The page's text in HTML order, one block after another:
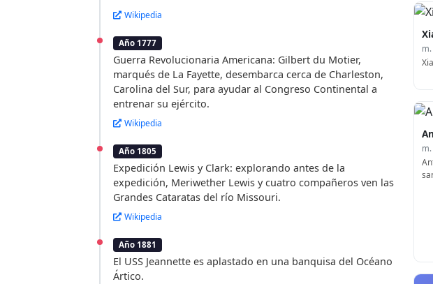
Wikipedia
Año 1777
Guerra Revolucionaria Americana: Gilbert du Motier,
marqués de La Fayette, desembarca cerca de Charleston,
Carolina del Sur, para ayudar al Congreso Continental a
entrenar su ejército.
Wikipedia
Año 1805
Expedición Lewis y Clark: explorando antes de la
expedición, Meriwether Lewis y cuatro compañeros ven las
Grandes Cataratas del río Missouri.
Wikipedia
Año 1881
El USS Jeannette es aplastado en una banquisa del Océano
Ártico.